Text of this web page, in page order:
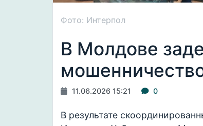
Фото: Интерпол
В Молдове
11.06.2026 15:21 0
В результате